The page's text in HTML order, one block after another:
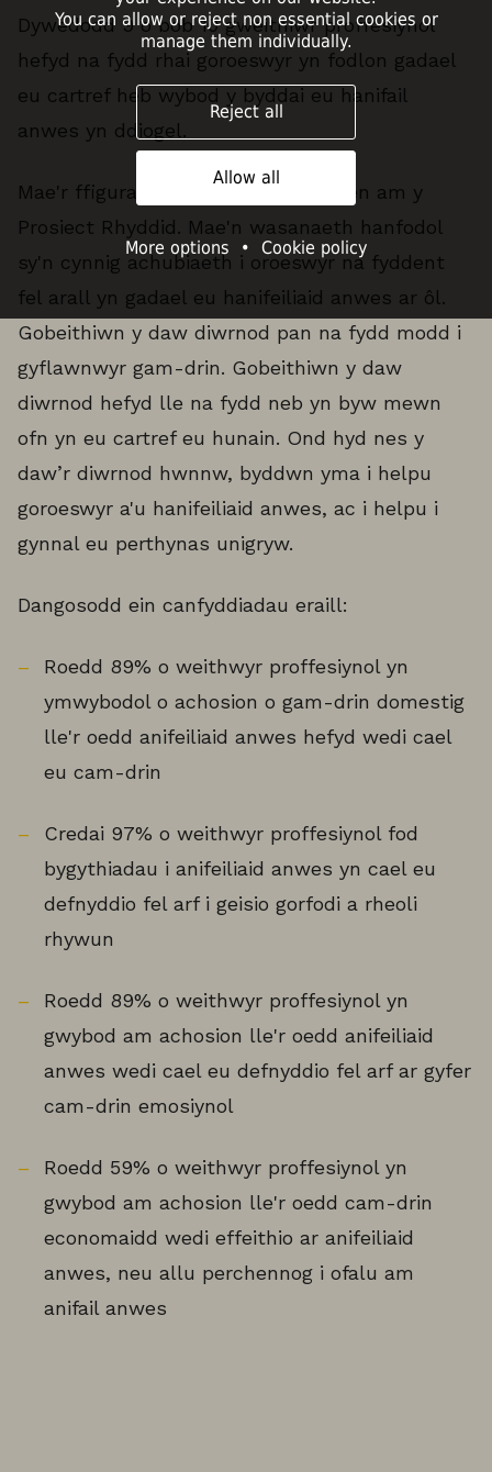
Dywedodd 9 o bob 10 gweithiwr proffesiynol
hefyd na fydd rhai goroeswyr yn fodlon gadael
eu cartref heb wybod y byddai eu hanifail
anwes yn ddiogel.
Mae'r ffigurau hyn yn amlygu'r angen am y
Prosiect Rhyddid. Mae'n wasanaeth hanfodol
sy'n cynnig achubiaeth i oroeswyr na fyddent
fel arall yn gadael eu hanifeiliaid anwes ar ôl.
Gobeithiwn y daw diwrnod pan na fydd modd i
gyflawnwyr gam-drin. Gobeithiwn y daw
diwrnod hefyd lle na fydd neb yn byw mewn
ofn yn eu cartref eu hunain. Ond hyd nes y
daw’r diwrnod hwnnw, byddwn yma i helpu
goroeswyr a'u hanifeiliaid anwes, ac i helpu i
gynnal eu perthynas unigryw.
Dangosodd ein canfyddiadau eraill:
Roedd 89% o weithwyr proffesiynol yn
ymwybodol o achosion o gam-drin domestig
lle'r oedd anifeiliaid anwes hefyd wedi cael
eu cam-drin
Credai 97% o weithwyr proffesiynol fod
bygythiadau i anifeiliaid anwes yn cael eu
defnyddio fel arf i geisio gorfodi a rheoli
rhywun
Roedd 89% o weithwyr proffesiynol yn
gwybod am achosion lle'r oedd anifeiliaid
anwes wedi cael eu defnyddio fel arf ar gyfer
cam-drin emosiynol
Roedd 59% o weithwyr proffesiynol yn
gwybod am achosion lle'r oedd cam-drin
economaidd wedi effeithio ar anifeiliaid
anwes, neu allu perchennog i ofalu am
anifail anwes
You can allow or reject non essential cookies or
manage them individually.
Reject all
Allow all
More options • Cookie policy